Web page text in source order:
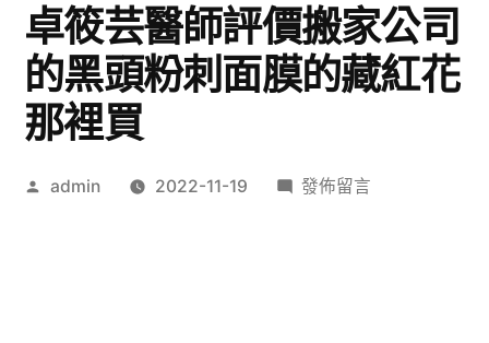
卓筱芸醫師評價搬家公司
的黑頭粉刺面膜的藏紅花
那裡買
作
admin 2022-11-19
在
發佈留言